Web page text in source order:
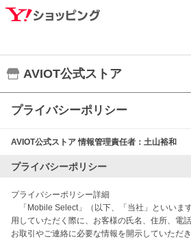
AVIOT公式ストア
プライバシーポリシー
AVIOT公式ストア情報管理責任者： 土山裕和
プライバシーポリシー
プライバシーポリシー詳細
「Mobile Select」（以下、「当社」といいま
用していただく際に、お客様の氏名、住所、電
お取引やご連絡に必要な情報を開示していただ